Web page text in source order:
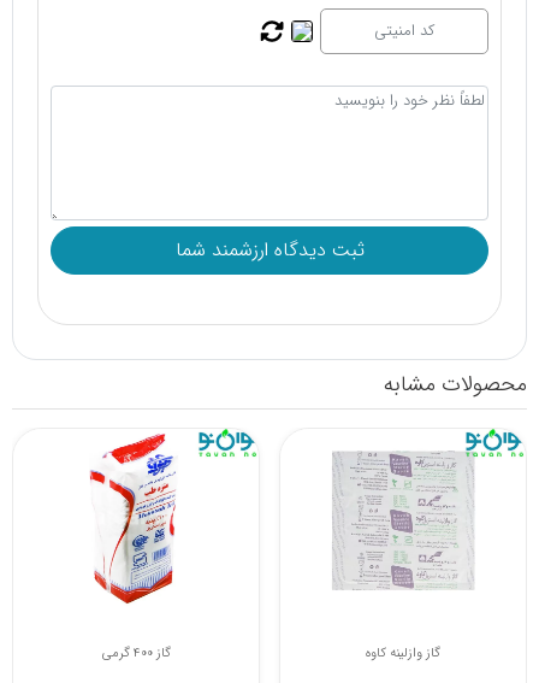
محصولات مشابه
گاز وازلینه کاوه گاز استریل سپاهان بهبود